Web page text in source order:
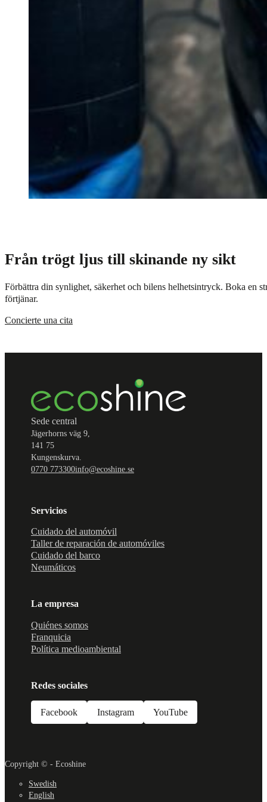
Från trögt ljus till skinande ny sikt
Förbättra din synlighet, säkerhet och bilens helhetsintryck. Boka en
förtjänar.
Concierte una cita
Sede central
Jägerhorns väg 9,
141 75
Kungenskurva.
0770 773300info@ecoshine.se
Servicios
Cuidado del automóvil
Taller de reparación de automóviles
Cuidado del barco
Neumáticos
La empresa
Quiénes somos
Franquicia
Política medioambiental
Redes sociales
Facebook Instagram YouTube
Copyright © - Ecoshine
Swedish
English